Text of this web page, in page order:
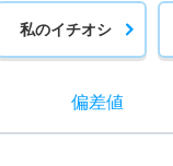
私のイチオシ
偏差値